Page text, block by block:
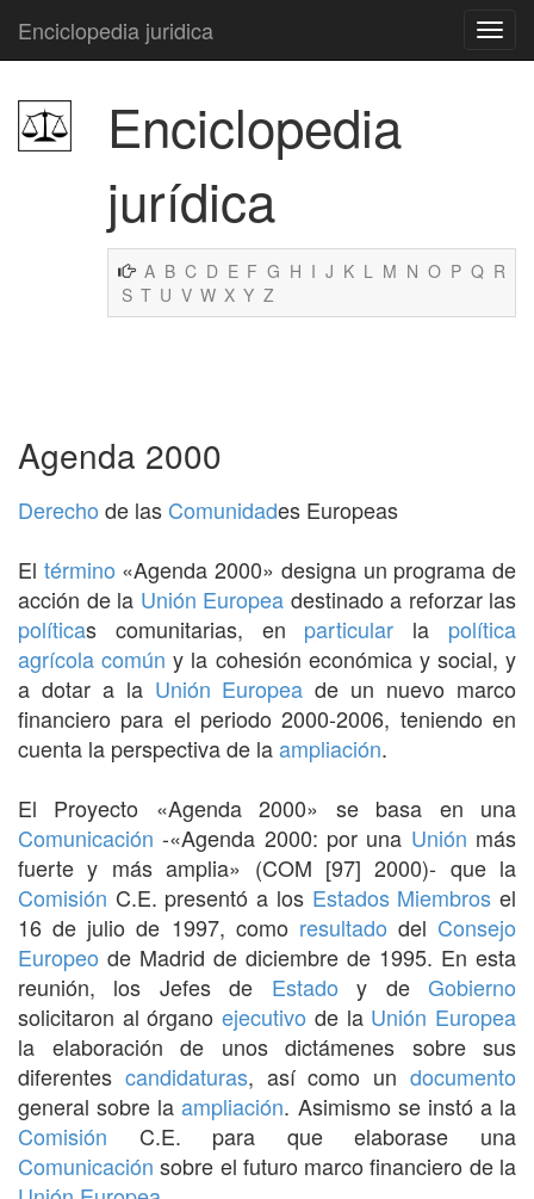
Enciclopedia juridica
Enciclopedia
jurídica
A B C D E F G H I J K L M N O P Q R
S T U V W X Y Z
Agenda 2000
Derecho de las Comunidades Europeas
El término «Agenda 2000» designa un programa de
acción de la Unión Europea destinado a reforzar las
políticas comunitarias, en particular la política
agrícola común y la cohesión económica y social, y
a dotar a la Unión Europea de un nuevo marco
financiero para el periodo 2000-2006, teniendo en
cuenta la perspectiva de laampliación.
El Proyecto «Agenda 2000» se basa en una
Comunicación -«Agenda 2000: por una Unión más
fuerte y más amplia» (COM [97] 2000)- que la
Comisión C.E. presentó a los Estados Miembros el
16 de julio de 1997, como resultado del Consejo
Europeo de Madrid de diciembre de 1995. En esta
reunión, los Jefes de Estado y deGobierno
solicitaron al órganoejecutivo de la Unión Europea
la elaboración de unos dictámenes sobre sus
diferentes candidaturas, así como undocumento
general sobre laampliación. Asimismo se instó a la
Comisión C.E. para que elaborase una
Comunicación sobre el futuro marco financiero de la